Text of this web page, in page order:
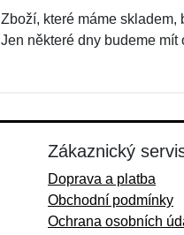
Zboží, které máme
Jen některé dny budeme mít
Zákaznický
Doprava a platba
Obchodní podmínky
Ochrana osobních